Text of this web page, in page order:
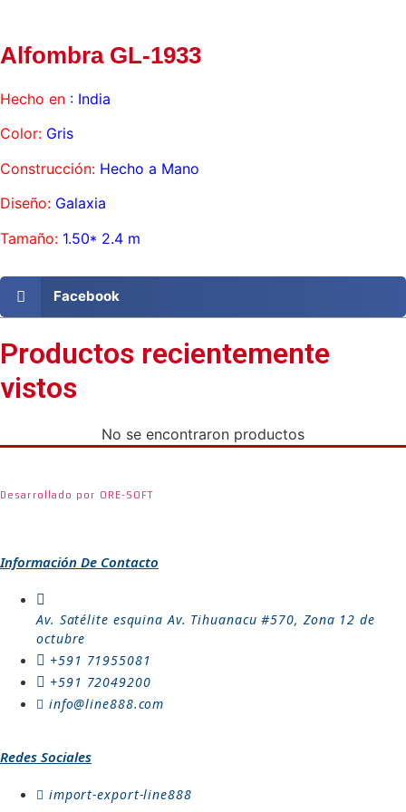
Alfombra GL-1933
Hecho en : India
Color: Gris
Construcción: Hecho a Mano
Diseño: Galaxia
Tamaño: 1.50* 2.4 m
Facebook
Productos recientemente
vistos
No se encontraron productos
Desarrollado por ORE-SOFT
Información De Contacto
Av. Satélite esquina Av. Tihuanacu #570, Zona 12 de
octubre
+591 71955081
+591 72049200
info@line888.com
Redes Sociales
import-export-line888